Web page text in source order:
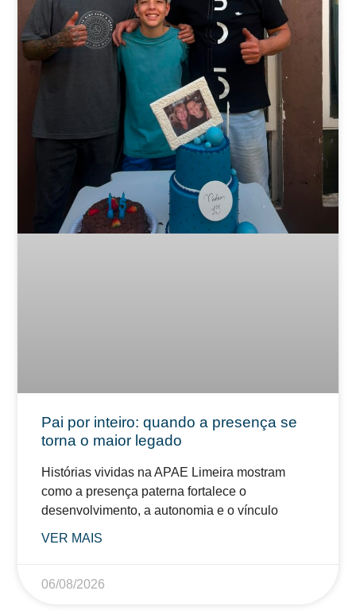
Pai por inteiro: quando a presença se
torna o maior legado
Histórias vividas na APAE Limeira mostram
como a presença paterna fortalece o
desenvolvimento, a autonomia e o vínculo
VER MAIS
06/08/2026